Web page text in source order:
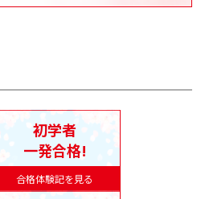
合格体験記を見る
初学者
一発合格!